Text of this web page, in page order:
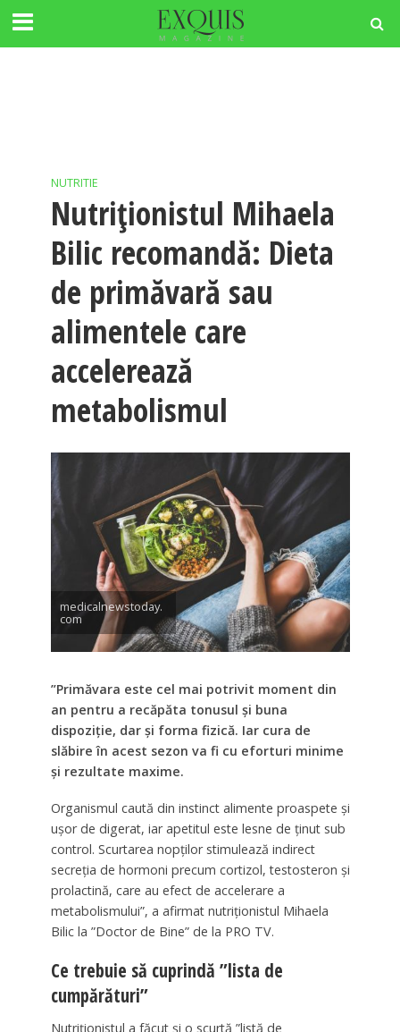
NUTRITIE
Nutriționistul Mihaela
Bilic recomandă: Dieta
de primăvară sau
alimentele care
accelerează
metabolismul
medicalnewstoday.
com
”Primăvara este cel mai potrivit moment din
an pentru a recăpăta tonusul și buna
dispoziție, dar și forma fizică. Iar cura de
slăbire în acest sezon va fi cu eforturi minime
și rezultate maxime.
Organismul caută din instinct alimente proaspete și
ușor de digerat, iar apetitul este lesne de ținut sub
control. Scurtarea nopților stimulează indirect
secreția de hormoni precum cortizol, testosteron și
prolactină, care au efect de accelerare a
metabolismului”, a afirmat nutriționistul Mihaela
Bilic la ”Doctor de Bine” de la PRO TV.
Ce trebuie să cuprindă ”lista de
cumpărături”
Nutriționistul a făcut și o scurtă ”listă de